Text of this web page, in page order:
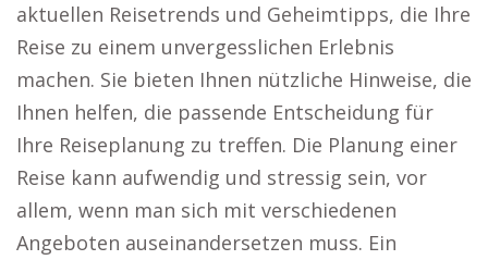
aktuellen Reisetrends und Geheimtipps, die Ihre
Reise zu einem unvergesslichen Erlebnis
machen. Sie bieten Ihnen nützliche Hinweise, die
Ihnen helfen, die passende Entscheidung für
Ihre Reiseplanung zu treffen. Die Planung einer
Reise kann aufwendig und stressig sein, vor
allem, wenn man sich mit verschiedenen
Angeboten auseinandersetzen muss. Ein